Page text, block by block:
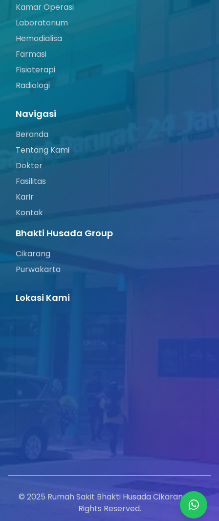
Kamar Operasi
Laboratorium
Hemodialisa
Farmasi
Fisioterapi
Radiologi
Navigasi
Beranda
Tentang Kami
Dokter
Fasilitas
Karir
Kontak
Bhakti Husada Group
Cikarang
Purwakarta
Lokasi Kami
© 2025 Rumah Sakit Bhakti Husada Cikarang. All
Rights Reserved.